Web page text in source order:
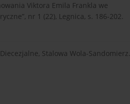
Viktora Emila Frankla we
nr 1 (22), Legnica, s. 186-202.
Stalowa Wola-Sandomierz.